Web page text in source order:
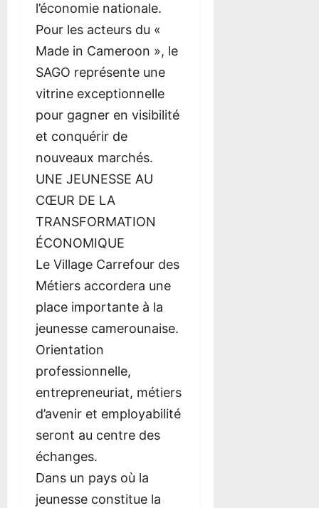
l’économie nationale.
Pour les acteurs du «
Made in Cameroon », le
SAGO représente une
vitrine exceptionnelle
pour gagner en visibilité
et conquérir de
nouveaux marchés.
UNE JEUNESSE AU
CŒUR DE LA
TRANSFORMATION
ÉCONOMIQUE
Le Village Carrefour des
Métiers accordera une
place importante à la
jeunesse camerounaise.
Orientation
professionnelle,
entrepreneuriat, métiers
d’avenir et employabilité
seront au centre des
échanges.
Dans un pays où la
jeunesse constitue la